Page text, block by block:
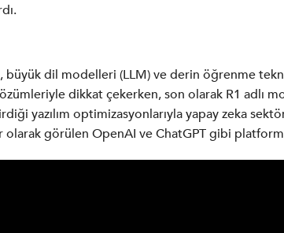
dil modelleri (LLM) ve derin öğrenme
dikkat çekerken, son olarak R1 adlı
yazılım optimizasyonlarıyla yapay zeka
görülen OpenAI ve ChatGPT gibi